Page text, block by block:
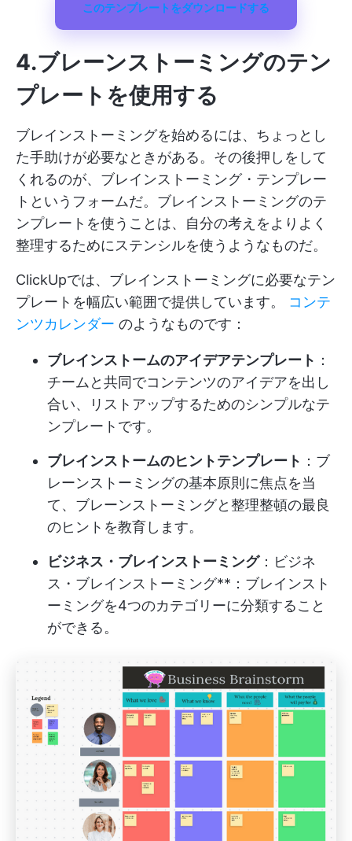
このテンプレートをダウンロードする
4.ブレーンストーミングのテン
プレートを使用する
ブレインストーミングを始めるには、ちょっとし
た手助けが必要なときがある。その後押しをして
くれるのが、ブレインストーミング・テンプレー
トというフォームだ。ブレインストーミングのテ
ンプレートを使うことは、自分の考えをよりよく
整理するためにステンシルを使うようなものだ。
ClickUpでは、ブレインストーミングに必要なテン
プレートを幅広い範囲で提供しています。 コンテ
ンツカレンダー のようなものです：
ブレインストームのアイデアテンプレート ：
チームと共同でコンテンツのアイデアを出し
合い、リストアップするためのシンプルなテ
ンプレートです。
ブレインストームのヒントテンプレート ：ブ
レーンストーミングの基本原則に焦点を当
て、ブレーンストーミングと整理整頓の最良
のヒントを教育します。
ビジネス・ブレインストーミング：ビジネ
ス・ブレインストーミング**：ブレインスト
ーミングを4つのカテゴリーに分類すること
ができる。